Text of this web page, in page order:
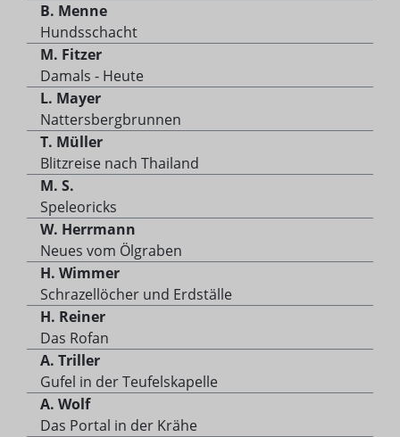
B. Menne
Hundsschacht
M. Fitzer
Damals - Heute
L. Mayer
Nattersbergbrunnen
T. Müller
Blitzreise nach Thailand
M. S.
Speleoricks
W. Herrmann
Neues vom Ölgraben
H. Wimmer
Schrazellöcher und Erdställe
H. Reiner
Das Rofan
A. Triller
Gufel in der Teufelskapelle
A. Wolf
Das Portal in der Krähe